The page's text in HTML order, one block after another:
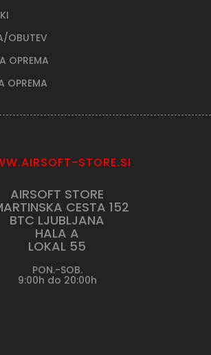
OBUTEV
OPREMA
OPREMA
STORE.SI
AIRSOFT STORE
CESTA 152
BTC LJUBLJANA
HALA A
LOKAL 55
PON.-SOB.
9:00h do 20:00h